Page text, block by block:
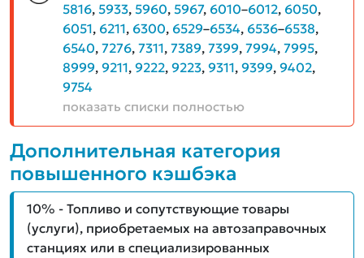
5816, 5933, 5960, 5967, 6010–6012, 6050,
6051, 6211, 6300, 6529–6534, 6536–6538,
6540,7276,7311,7389,7399,7994,7995,
8999,9211,9222,9223,9311,9399,9402,
9754
показать списки полностью
Дополнительная категория
повышенного кэшбэка
10% - Топливо и сопутствующие товары
(услуги), приобретаемых на автозаправочных
станциях или в специализированных